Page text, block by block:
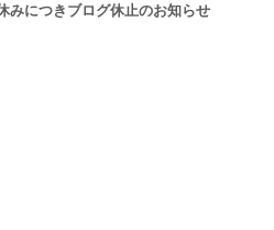
みにつきブログ休止のお知らせ